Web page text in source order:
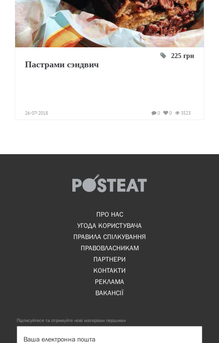
225 грн
Пастрами сэндвич
26-07-2018 3523
0
0
ПРО НАС
УГОДА КОРИСТУВАЧА
ПРАВИЛА СПІЛКУВАННЯ
ПРАВОВЛАСНИКАМ
ПАРТНЕРИ
КОНТАКТИ
РЕКЛАМА
ВАКАНСІЇ
Підписуйтеся та отримуйте нові матеріали першими